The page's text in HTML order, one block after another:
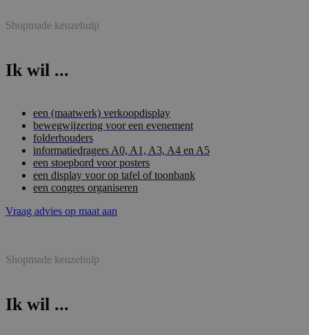
Shopmade keuzehulp
Ik wil ...
een (maatwerk) verkoopdisplay
bewegwijzering voor een evenement
folderhouders
informatiedragers A0, A1, A3, A4 en A5
een stoepbord voor posters
een display voor op tafel of toonbank
een congres organiseren
Vraag advies op maat aan
Shopmade keuzehulp
Ik wil ...